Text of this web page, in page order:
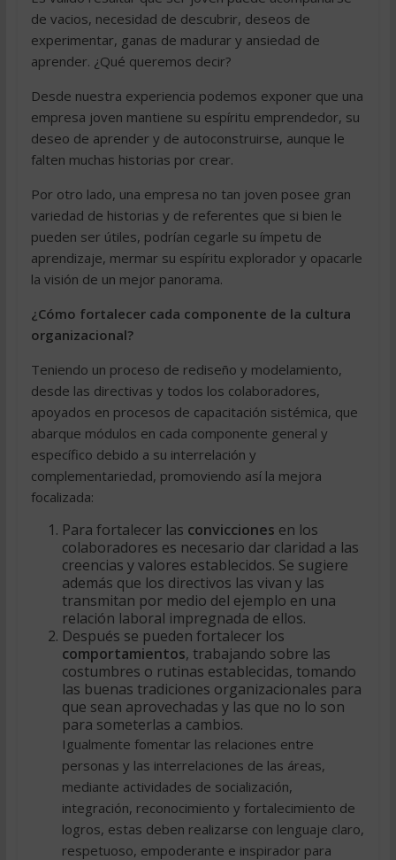
de vacios, necesidad de descubrir, deseos de
experimentar, ganas de madurar y ansiedad de
aprender. ¿Qué queremos decir?
Desde nuestra experiencia podemos exponer que una
empresa joven mantiene su espíritu emprendedor, su
deseo de aprender y de autoconstruirse, aunque le
falten muchas historias por crear.
Por otro lado, una empresa no tan joven posee gran
variedad de historias y de referentes que si bien le
pueden ser útiles, podrían cegarle su ímpetu de
aprendizaje, mermar su espíritu explorador y opacarle
la visión de un mejor panorama.
¿Cómo fortalecer cada componente de la cultura
organizacional?
Teniendo un proceso de rediseño y modelamiento,
desde las directivas y todos los colaboradores,
apoyados en procesos de capacitación sistémica, que
abarque módulos en cada componente general y
específico debido a su interrelación y
complementariedad, promoviendo así la mejora
focalizada:
Para fortalecer las convicciones en los
colaboradores es necesario dar claridad a las
creencias y valores establecidos. Se sugiere
además que los directivos las vivan y las
transmitan por medio del ejemplo en una
relación laboral impregnada de ellos.
Después se pueden fortalecer los
comportamientos, trabajando sobre las
costumbres o rutinas establecidas, tomando
las buenas tradiciones organizacionales para
que sean aprovechadas y las que no lo son
para someterlas a cambios.
Igualmente fomentar las relaciones entre
personas y las interrelaciones de las áreas,
mediante actividades de socialización,
integración, reconocimiento y fortalecimiento de
logros, estas deben realizarse con lenguaje claro,
respetuoso, empoderante e inspirador para